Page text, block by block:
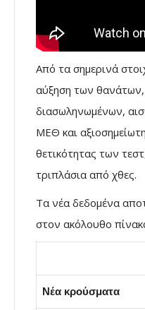
Από τα σημερινά
αύξηση των θανάτων,
διασωληνωμένων,
ΜΕΘ και
θετικότητας των
τριπλάσια από χθες.
Τα νέα δεδομένα
στον ακόλουθο
Νέα κρούσματα